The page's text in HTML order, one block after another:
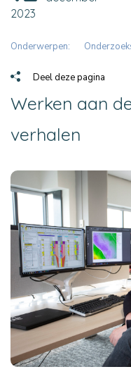
2023
Onderwerpen:
Deel deze pagina
Werken aan
verhalen